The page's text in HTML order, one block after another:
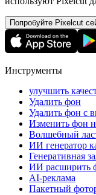
Попробуйте Pixelcut
Инструменты
улучшить
Удалить фон
Удалить фон с
Изменить фон
Волшебный
ИИ генератор
Генеративная
ИИ расширить
AI-реклама
Пакетный